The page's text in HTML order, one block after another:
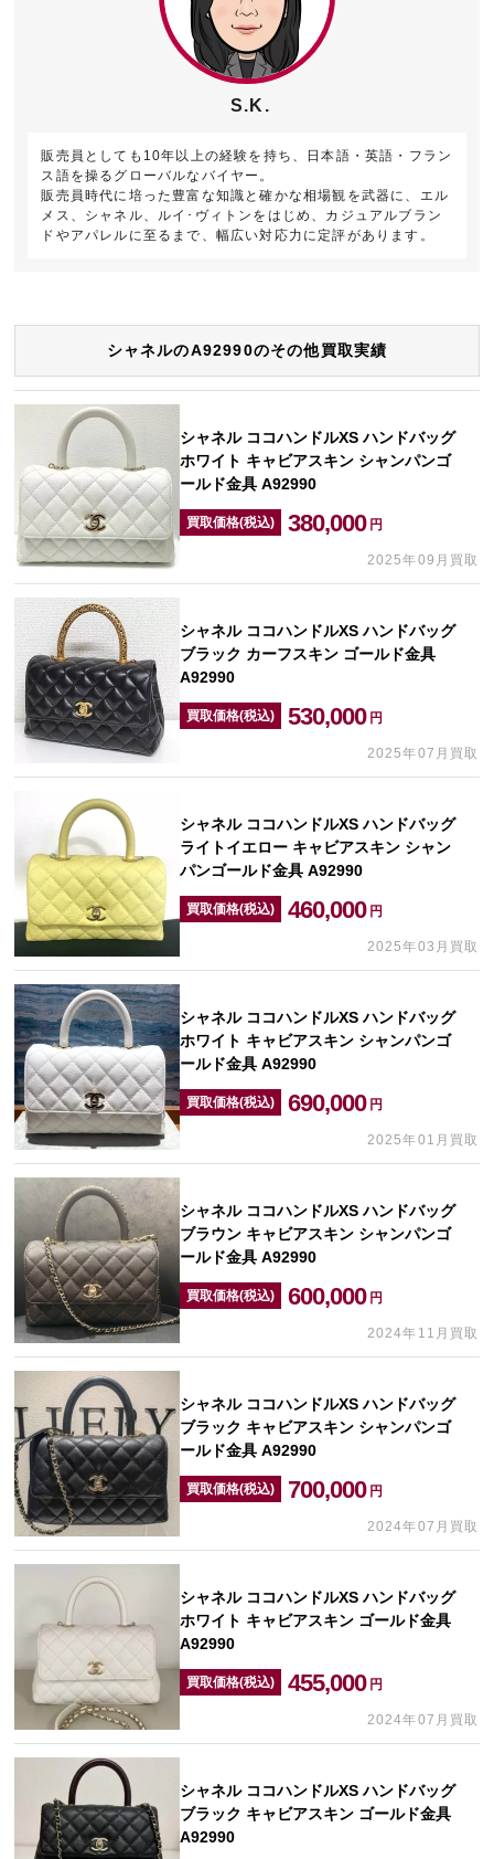
S.K.
販売員としても10年以上の経験を持ち、日本語・英語・フラン
ス語を操るグローバルなバイヤー。
販売員時代に培った豊富な知識と確かな相場観を武器に、エル
メス、シャネル、ルイ･ヴィトンをはじめ、カジュアルブラン
ドやアパレルに至るまで、幅広い対応力に定評があります。
シャネルのA92990のその他買取実績
シャネル ココハンドルXS ハンドバッグ
ホワイト キャビアスキン シャンパンゴ
ールド金具 A92990
買取価格(税込) 380,000 円
2025年09月買取
シャネル ココハンドルXS ハンドバッグ
ブラック カーフスキン ゴールド金具
A92990
買取価格(税込) 530,000 円
2025年07月買取
シャネル ココハンドルXS ハンドバッグ
ライトイエロー キャビアスキン シャン
パンゴールド金具 A92990
買取価格(税込) 460,000 円
2025年03月買取
シャネル ココハンドルXS ハンドバッグ
ホワイト キャビアスキン シャンパンゴ
ールド金具 A92990
買取価格(税込) 690,000 円
2025年01月買取
シャネル ココハンドルXS ハンドバッグ
ブラウン キャビアスキン シャンパンゴ
ールド金具 A92990
買取価格(税込) 600,000 円
2024年11月買取
シャネル ココハンドルXS ハンドバッグ
ブラック キャビアスキン シャンパンゴ
ールド金具 A92990
買取価格(税込) 700,000 円
2024年07月買取
シャネル ココハンドルXS ハンドバッグ
ホワイト キャビアスキン ゴールド金具
A92990
買取価格(税込) 455,000 円
2024年07月買取
シャネル ココハンドルXS ハンドバッグ
ブラック キャビアスキン ゴールド金具
A92990